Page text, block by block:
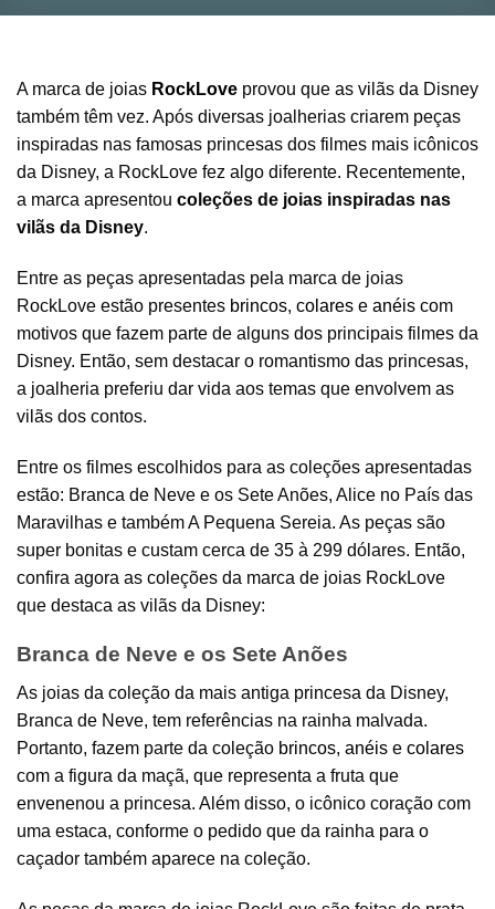
A marca de joias RockLove provou que as vilãs da Disney
também têm vez. Após diversas joalherias criarem peças
inspiradas nas famosas princesas dos filmes mais icônicos
da Disney, a RockLove fez algo diferente. Recentemente,
a marca apresentou coleções de joias inspiradas nas
vilãs da Disney.
Entre as peças apresentadas pela marca de joias
RockLove estão presentes brincos, colares e anéis com
motivos que fazem parte de alguns dos principais filmes da
Disney. Então, sem destacar o romantismo das princesas,
a joalheria preferiu dar vida aos temas que envolvem as
vilãs dos contos.
Entre os filmes escolhidos para as coleções apresentadas
estão: Branca de Neve e os Sete Anões, Alice no País das
Maravilhas e também A Pequena Sereia. As peças são
super bonitas e custam cerca de 35 à 299 dólares. Então,
confira agora as coleções da marca de joias RockLove
que destaca as vilãs da Disney:
Branca de Neve e os Sete Anões
As joias da coleção da mais antiga princesa da Disney,
Branca de Neve, tem referências na rainha malvada.
Portanto, fazem parte da coleção brincos, anéis e colares
com a figura da maçã, que representa a fruta que
envenenou a princesa. Além disso, o icônico coração com
uma estaca, conforme o pedido que da rainha para o
caçador também aparece na coleção.